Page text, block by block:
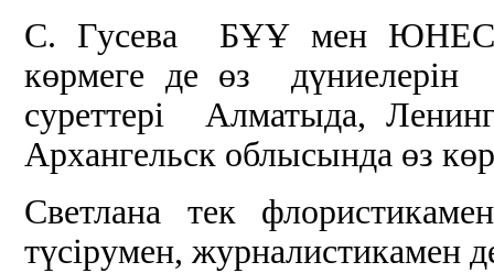
С. Гусева БҰҰ мен
көрмеге де өз дүниелерін
суреттері Алматыда,
Архангельск облысында өз
Светлана тек
түсірумен, журналистикамен